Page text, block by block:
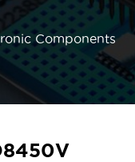
Components